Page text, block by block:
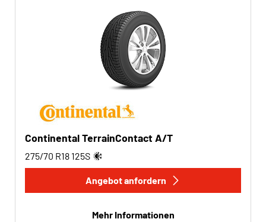
Continental TerrainContact A/T
275/70 R18 125S
Angebot anfordern
Mehr Informationen